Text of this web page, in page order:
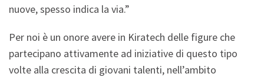
nuove, spesso indica la via.”
Per noi è un onore avere in Kiratech delle figure che
partecipano attivamente ad iniziative di questo tipo
volte alla crescita di giovani talenti, nell’ambito